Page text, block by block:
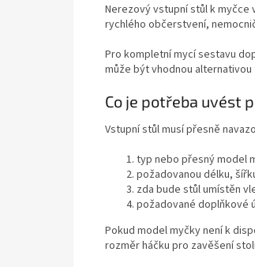
Nerezový vstupní stůl k myčce
rychlého občerstvení,
Pro kompletní mycí sestavu
může být vhodnou alternativou
Co je potřeba uvést
Vstupní stůl musí přesně
typ nebo přesný model
požadovanou délku,
zda bude stůl umístěn
požadované doplňkové
Pokud model myčky není k
rozměr háčku pro zavěšení